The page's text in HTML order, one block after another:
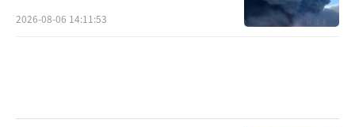
2026-08-06 14:11:53